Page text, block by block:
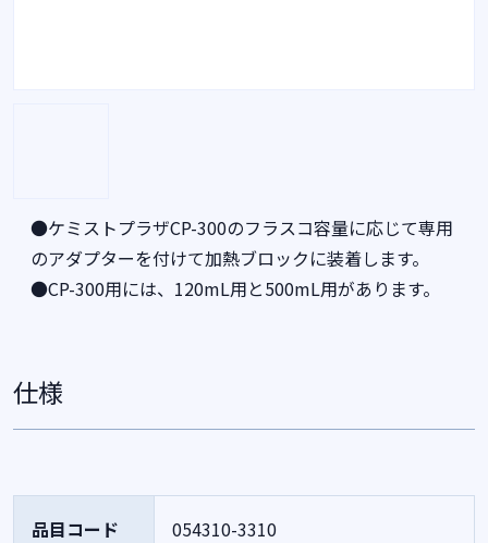
●ケミストプラザCP-300のフラスコ容量に応じて専用
のアダプターを付けて加熱ブロックに装着します。
●CP-300用には、120mL用と500mL用があります。
仕様
品目コード 054310-3310